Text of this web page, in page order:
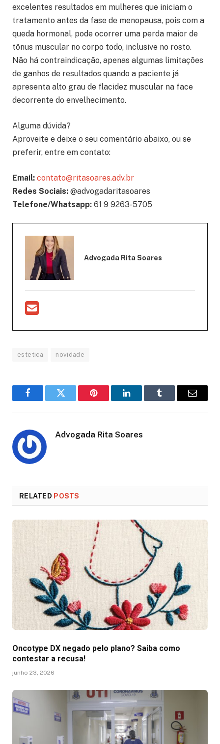
excelentes resultados em mulheres que iniciam o
tratamento antes da fase de menopausa, pois com a
queda hormonal, pode ocorrer uma perda maior de
tônus muscular no corpo todo, inclusive no rosto.
Não há contraindicação, apenas algumas limitações
de ganhos de resultados quando a paciente já
apresenta alto grau de flacidez muscular na face
decorrente do envelhecimento.
Alguma dúvida?
Aproveite e deixe o seu comentário abaixo, ou se
preferir, entre em contato:
Email: contato@ritasoares.adv.br
Redes Sociais: @advogadaritasoares
Telefone/Whatsapp: 61 9 9263-5705
Advogada Rita Soares
estetica novidade
FacebookTwitter Pinterest LinkedInTumblr Email
Advogada Rita Soares
RELATED POSTS
Oncotype DX negado pelo plano? Saiba como
contestar a recusa!
junho 23, 2026